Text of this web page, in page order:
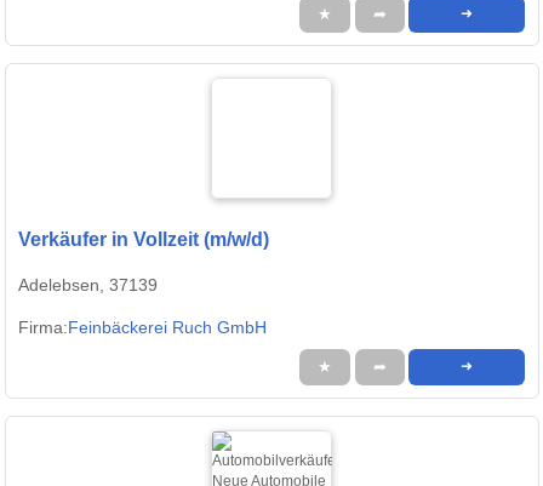
★ ➦ ➜
Verkäufer in Vollzeit (m/w/d)
Adelebsen, 37139
Firma:Feinbäckerei Ruch GmbH
★ ➦ ➜